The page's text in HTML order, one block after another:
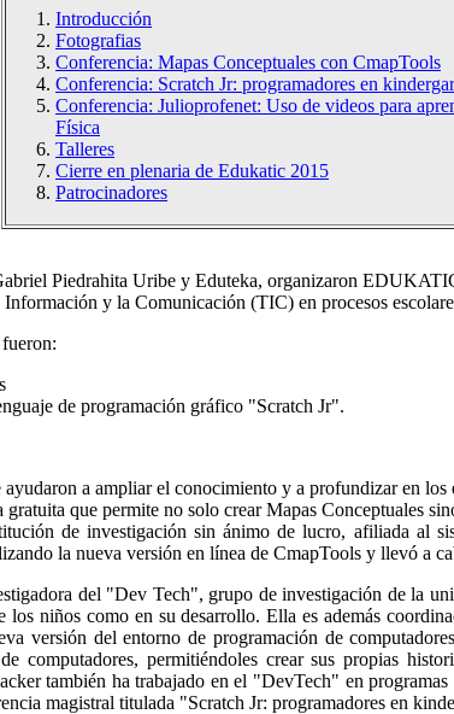
Introducción
Fotografias
Conferencia: Mapas Conceptuales con CmapTools
Conferencia: Scratch Jr: programadores en
Conferencia: Julioprofenet: Uso de videos para
Física
Talleres
Cierre en plenaria de Edukatic 2015
Patrocinadores
Piedrahita Uribe y Eduteka, organizaron
y la Comunicación (TIC) en procesos
de programación gráfico "Scratch Jr".
ayudaron a ampliar el conocimiento y a profundizar en
que permite no solo crear Mapas Conceptuales
de investigación sin ánimo de lucro, afiliada al
la nueva versión en línea de CmapTools y llevó a
del "Dev Tech", grupo de investigación de la
niños como en su desarrollo. Ella es además
versión del entorno de programación de
permitiéndoles crear sus propias
también ha trabajado en el "DevTech" en
magistral titulada "Scratch Jr: programadores en